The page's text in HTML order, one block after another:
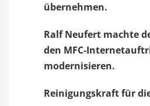
übernehmen.
Ralf Neufert machte
den MFC-
modernisieren.
Reinigungskraft für